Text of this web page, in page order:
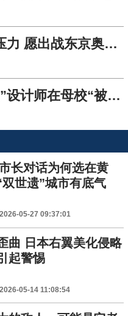
朴泰桓：凭借信念顶住压力 愿出战东京奥运会
东京奥运会“会徽抄袭门”设计师在母校“被死亡”
长对话为何选在黄
世遗”城市有底气
2026-05-27 09:37:01
曲 日本右翼美化侵略
起警惕
2026-05-14 11:08:54